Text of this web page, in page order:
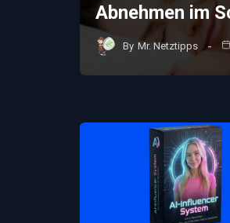
Abnehmen im
By Mr. Netztipps